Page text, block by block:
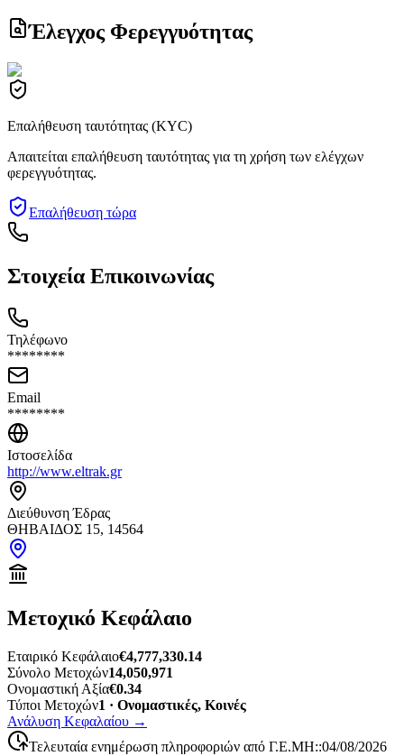
Έλεγχος Φερεγγυότητας
Επαλήθευση ταυτότητας (KYC)
Απαιτείται επαλήθευση ταυτότητας για τη χρήση των ελέγχων
φερεγγυότητας.
Επαλήθευση τώρα
Στοιχεία Επικοινωνίας
Τηλέφωνο
********
Email
********
Ιστοσελίδα
http://www.eltrak.gr
Διεύθυνση Έδρας
ΘΗΒΑΙΔΟΣ 15, 14564
Μετοχικό Κεφάλαιο
Εταιρικό Κεφάλαιο€4,777,330.14
Σύνολο Μετοχών14,050,971
Ονομαστική Αξία€0.34
Τύποι Μετοχών1 · Ονομαστικές, Κοινές
Ανάλυση Κεφαλαίου →
Τελευταία ενημέρωση πληροφοριών από Γ.Ε.ΜΗ::04/08/2026